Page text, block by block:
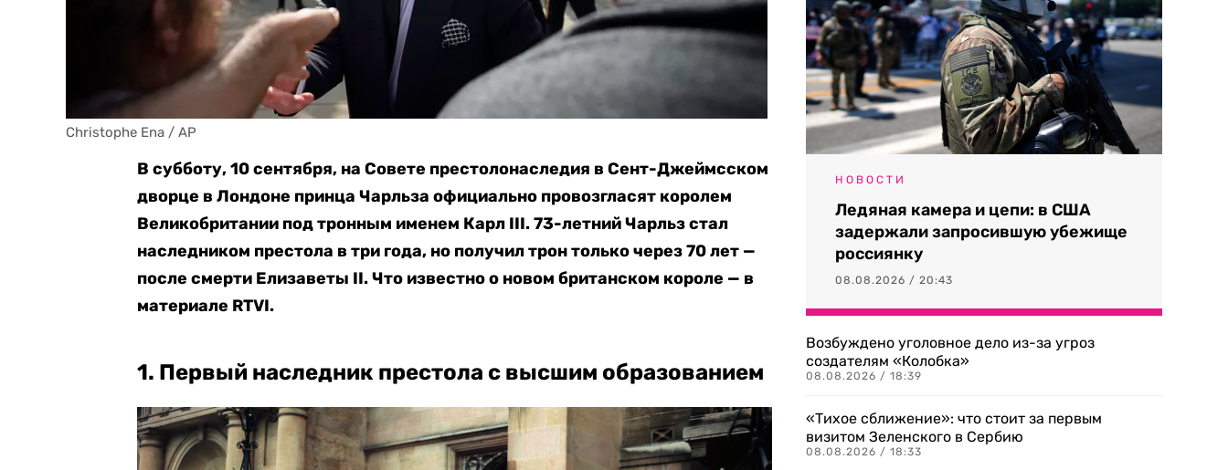
Christophe Ena / AP
В субботу, 10 сентября, на Совете престолонаследия в Сент-Джеймсском
дворце в Лондоне принца Чарльза официально провозгласят королем
Великобритании под тронным именем Карл III. 73-летний Чарльз стал
наследником престола в три года, но получил трон только через 70 лет —
после смерти Елизаветы II. Что известно о новом британском короле — в
материале RTVI.
1. Первый наследник престола с высшим образованием
НОВОСТИ
Ледяная камера и цепи: в США
задержали запросившую убежище
россиянку
08.08.2026 / 20:43
Возбуждено уголовное дело из-за угроз
создателям «Колобка»
08.08.2026 / 18:39
«Тихое сближение»: что стоит за первым
визитом Зеленского в Сербию
08.08.2026 / 18:33